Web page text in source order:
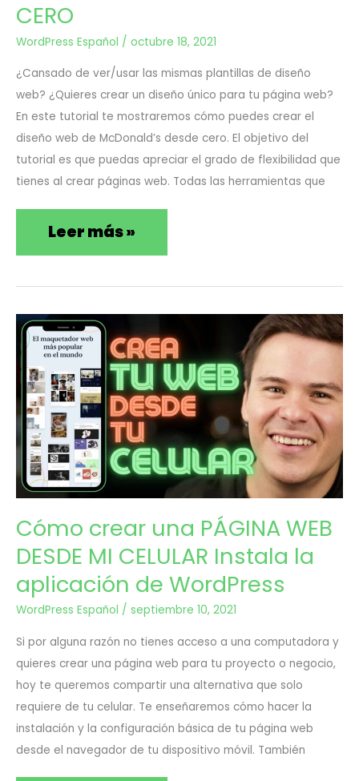
CERO
WordPress Español / octubre 18, 2021
¿Cansado de ver/usar las mismas plantillas de diseño
web? ¿Quieres crear un diseño único para tu página web?
En este tutorial te mostraremos cómo puedes crear el
diseño web de McDonald’s desde cero. El objetivo del
tutorial es que puedas apreciar el grado de flexibilidad que
tienes al crear páginas web. Todas las herramientas que
de
McDonalds
GRATIS
desde
CERO
Leer más »
Sep
10
2021
Cómo crear una PÁGINA WEB
DESDE MI CELULAR Instala la
aplicación de WordPress
WordPress Español / septiembre 10, 2021
Si por alguna razón no tienes acceso a una computadora y
quieres crear una página web para tu proyecto o negocio,
hoy te queremos compartir una alternativa que solo
requiere de tu celular. Te enseñaremos cómo hacer la
instalación y la configuración básica de tu página web
desde el navegador de tu dispositivo móvil. También
Cómo
crear
una
PÁGINA
WEB
DESDE
CELULAR
Instala
la
aplicación
de
WordPress